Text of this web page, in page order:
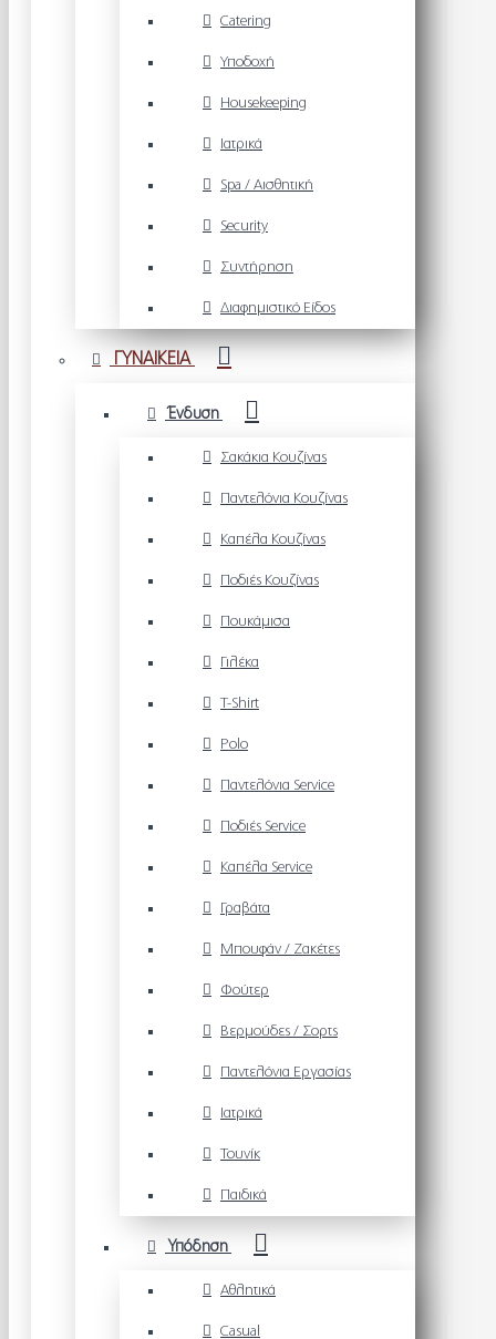
Catering
Υποδοχή
Housekeeping
Ιατρικά
Spa / Αισθητική
Security
Συντήρηση
Διαφημιστικό Είδος
ΓΥΝΑΙΚΕΙΑ
Ένδυση
Σακάκια Κουζίνας
Παντελόνια Κουζίνας
Καπέλα Κουζίνας
Ποδιές Κουζίνας
Πουκάμισα
Γιλέκα
T-Shirt
Polo
Παντελόνια Service
Ποδιές Service
Καπέλα Service
Γραβάτα
Μπουφάν / Ζακέτες
Φούτερ
Βερμούδες / Σορτς
Παντελόνια Εργασίας
Ιατρικά
Τουνίκ
Παιδικά
Υπόδηση
Αθλητικά
Casual